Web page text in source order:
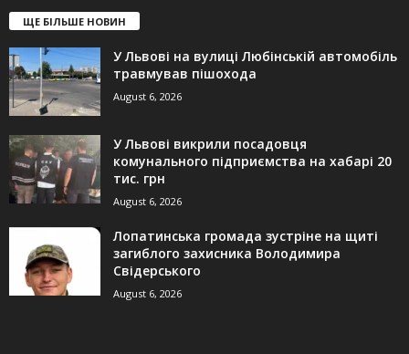
ЩЕ БІЛЬШЕ НОВИН
У Львові на вулиці Любінській автомобіль
травмував пішохода
August 6, 2026
У Львові викрили посадовця
комунального підприємства на хабарі 20
тис. грн
August 6, 2026
Лопатинська громада зустріне на щиті
загиблого захисника Володимира
Свідерського
August 6, 2026